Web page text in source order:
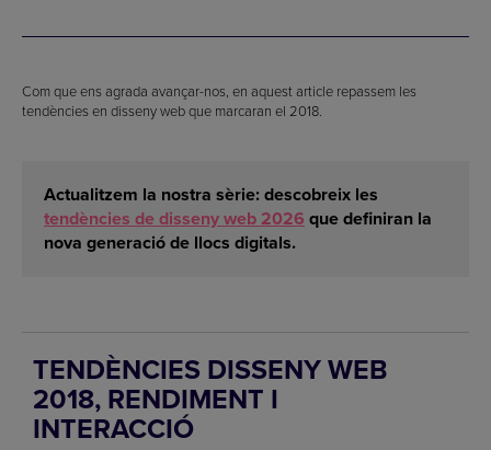
Com que ens agrada avançar-nos, en aquest article repassem les
tendències en disseny web que marcaran el 2018.
Actualitzem la nostra sèrie: descobreix les
tendències de disseny web 2026 que definiran la
nova generació de llocs digitals.
TENDÈNCIES DISSENY WEB
2018, RENDIMENT I
INTERACCIÓ